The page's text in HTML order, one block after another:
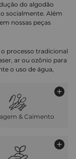
do algodão
socialmente. Além
nossas peças
processo tradicional
ar ou ozônio para
o uso de água,
& Caimento